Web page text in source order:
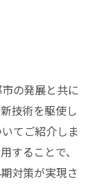
の発展と共に
技術を駆使し
てご紹介しま
することで、
対策が実現さ